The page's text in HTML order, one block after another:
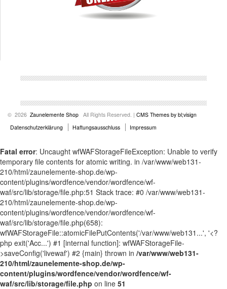
© 2026 Zaunelemente Shop All Rights Reserved. | CMS Themes by bl;visign
Datenschutzerklärung
Haftungsausschluss Impressum
Fatal error: Uncaught wfWAFStorageFileException: Unable to verify
temporary file contents for atomic writing. in /var/www/web131-
210/html/zaunelemente-shop.de/wp-
content/plugins/wordfence/vendor/wordfence/wf-
waf/src/lib/storage/file.php:51 Stack trace: #0 /var/www/web131-
210/html/zaunelemente-shop.de/wp-
content/plugins/wordfence/vendor/wordfence/wf-
waf/src/lib/storage/file.php(658):
wfWAFStorageFile::atomicFilePutContents('/var/www/web131...', '<?
php exit('Acc...') #1 [internal function]: wfWAFStorageFile-
>saveConfig('livewaf') #2 {main} thrown in /var/www/web131-
210/html/zaunelemente-shop.de/wp-
content/plugins/wordfence/vendor/wordfence/wf-
waf/src/lib/storage/file.php on line 51